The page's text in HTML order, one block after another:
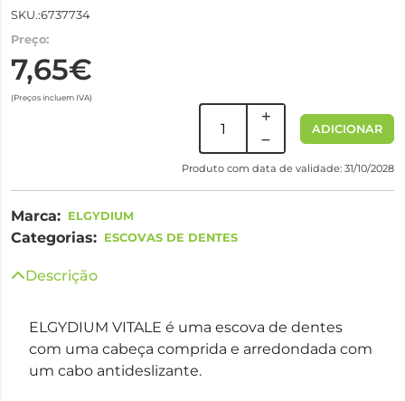
SKU.:6737734
Preço:
7,65€
(Preços incluem IVA)
ADICIONAR
Produto com data de validade: 31/10/2028
Marca: ELGYDIUM
Categorias: ESCOVAS DE DENTES
Descrição
ELGYDIUM VITALE é uma escova de dentes
com uma cabeça comprida e arredondada com
um cabo antideslizante.